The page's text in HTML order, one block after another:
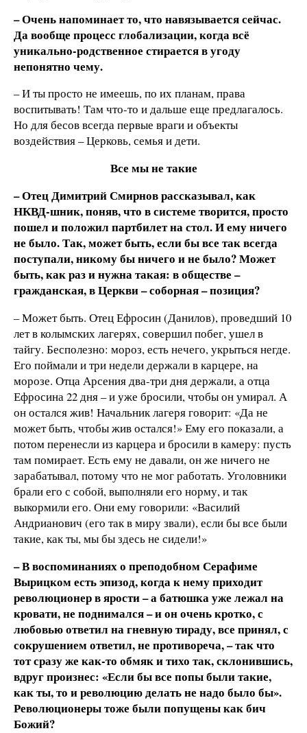
– Очень напоминает то, что навязывается сейчас.
Да вообще процесс глобализации, когда всё
уникально-родственное стирается в угоду
непонятно чему.
– И ты просто не имеешь, по их планам, права
воспитывать! Там что-то и дальше еще предлагалось.
Но для бесов всегда первые враги и объекты
воздействия – Церковь, семья и дети.
Все мы не такие
– Отец Димитрий Смирнов рассказывал, как
НКВД-шник, поняв, что в системе творится, просто
пошел и положил партбилет на стол. И ему ничего
не было. Так, может быть, если бы все так всегда
поступали, никому бы ничего и не было? Может
быть, как раз и нужна такая: в обществе –
гражданская, в Церкви – соборная – позиция?
– Может быть. Отец Ефросин (Данилов), проведший 10
лет в колымских лагерях, совершил побег, ушел в
тайгу. Бесполезно: мороз, есть нечего, укрыться негде.
Его поймали и три недели держали в карцере, на
морозе. Отца Арсения два-три дня держали, а отца
Ефросина 22 дня – и уже бросили, чтобы он умирал. А
он остался жив! Начальник лагеря говорит: «Да не
может быть, чтобы жив остался!» Ему его показали, а
потом перенесли из карцера и бросили в камеру: пусть
там помирает. Есть ему не давали, он же ничего не
зарабатывал, потому что не мог работать. Уголовники
брали его с собой, выполняли его норму, и так
выкормили его. Они ему говорили: «Василий
Андрианович (его так в миру звали), если бы все были
такие, как ты, мы бы здесь не сидели!»
– В воспоминаниях о преподобном Серафиме
Вырицком есть эпизод, когда к нему приходит
революционер в ярости – а батюшка уже лежал на
кровати, не поднимался – и он очень кротко, с
любовью ответил на гневную тираду, все принял, с
сокрушением ответил, не противореча, – так что
тот сразу же как-то обмяк и тихо так, склонившись,
вдруг произнес: «Если бы все попы были такие,
как ты, то и революцию делать не надо было бы».
Революционеры тоже были попущены как бич
Божий?